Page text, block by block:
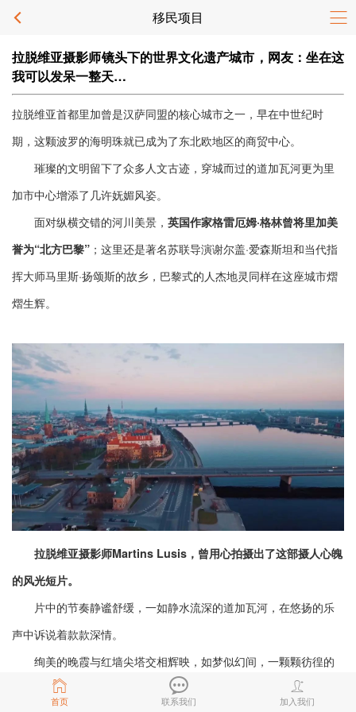
移民项目
首页 联系我们 加入我们
拉脱维亚摄影师镜头下的世界文化遗产城市，网友：坐在这
我可以发呆一整天…
拉脱维亚首都里加曾是汉萨同盟的核心城市之一，早在中世纪时
期，这颗波罗的海明珠就已成为了东北欧地区的商贸中心。
璀璨的文明留下了众多人文古迹，穿城而过的道加瓦河更为里
加市中心增添了几许妩媚风姿。
面对纵横交错的河川美景， 英国作家格雷厄姆·格林曾将里加美
誉为“北方巴黎” ；这里还是著名苏联导演谢尔盖·爱森斯坦和当代指
挥大师马里斯·扬颂斯的故乡，巴黎式的人杰地灵同样在这座城市熠
熠生辉。
拉脱维亚摄影师Martins Lusis，曾用心拍摄出了这部摄人心魄
的风光短片。
片中的节奏静谧舒缓，一如静水流深的道加瓦河，在悠扬的乐
声中诉说着款款深情。
绚美的晚霞与红墙尖塔交相辉映，如梦似幻间，一颗颗彷徨的
心，就这样遗失在了诸神的黄昏……